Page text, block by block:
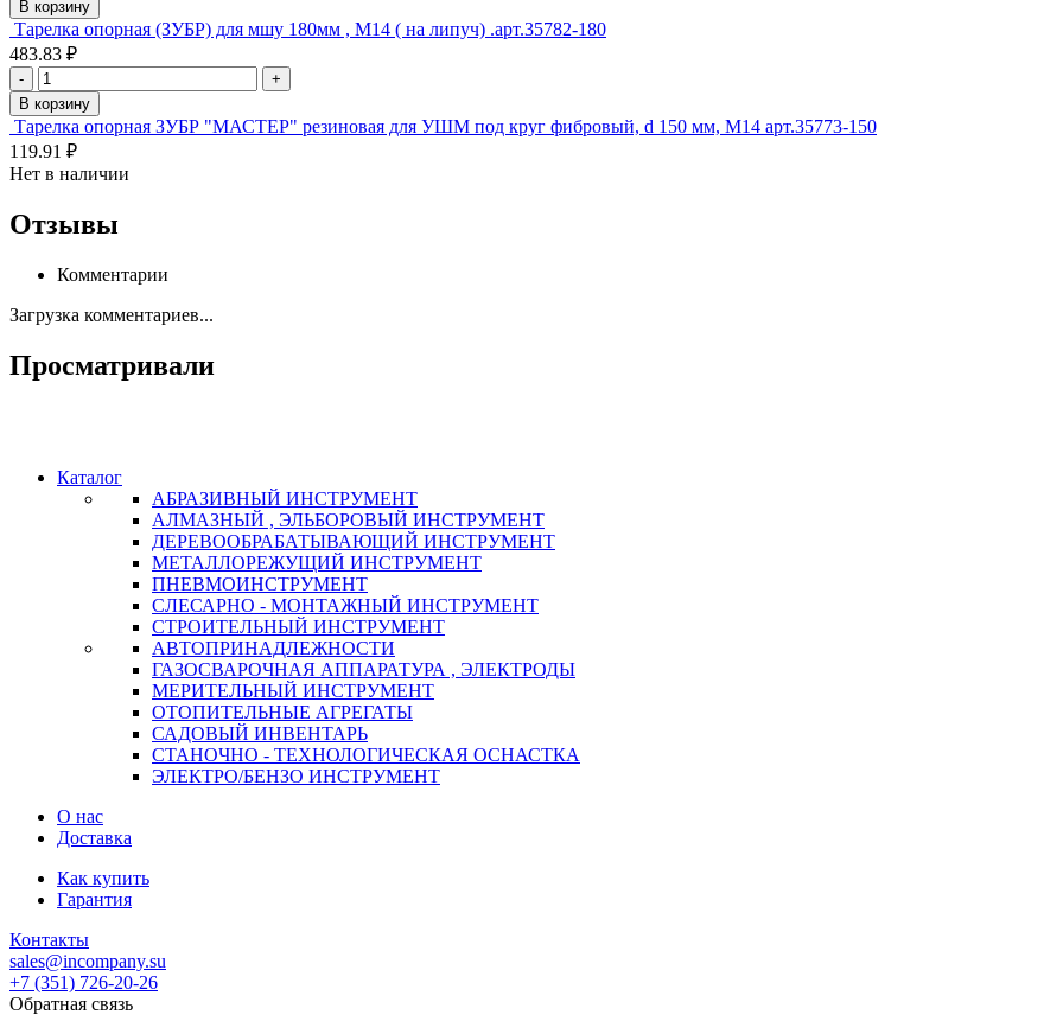
В корзину
Тарелка опорная (ЗУБР) для мшу 180мм , М14 ( на липуч) .арт.35782-180
483.83 ₽
-
+
В корзину
Тарелка опорная ЗУБР "МАСТЕР" резиновая для УШМ под круг фибровый, d 150 мм, М14 арт.35773-150
119.91 ₽
Нет в наличии
Отзывы
Комментарии
Загрузка комментариев...
Просматривали
Каталог
АБРАЗИВНЫЙ ИНСТРУМЕНТ
АЛМАЗНЫЙ , ЭЛЬБОРОВЫЙ ИНСТРУМЕНТ
ДЕРЕВООБРАБАТЫВАЮЩИЙ ИНСТРУМЕНТ
МЕТАЛЛОРЕЖУЩИЙ ИНСТРУМЕНТ
ПНЕВМОИНСТРУМЕНТ
СЛЕСАРНО - МОНТАЖНЫЙ ИНСТРУМЕНТ
СТРОИТЕЛЬНЫЙ ИНСТРУМЕНТ
АВТОПРИНАДЛЕЖНОСТИ
ГАЗОСВАРОЧНАЯ АППАРАТУРА , ЭЛЕКТРОДЫ
МЕРИТЕЛЬНЫЙ ИНСТРУМЕНТ
ОТОПИТЕЛЬНЫЕ АГРЕГАТЫ
САДОВЫЙ ИНВЕНТАРЬ
СТАНОЧНО - ТЕХНОЛОГИЧЕСКАЯ ОСНАСТКА
ЭЛЕКТРО/БЕНЗО ИНСТРУМЕНТ
О нас
Доставка
Как купить
Гарантия
Контакты
sales@incompany.su
+7 (351) 726-20-26
Обратная связь